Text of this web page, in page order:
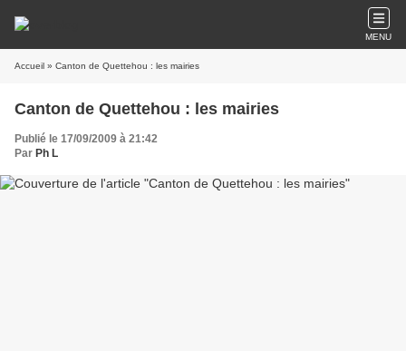
MENU
Accueil » Canton de Quettehou : les mairies
Canton de Quettehou : les mairies
Publié le 17/09/2009 à 21:42
Par Ph L